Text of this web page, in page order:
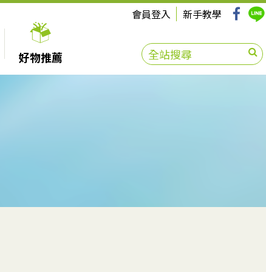
會員登入 新手教學
好物推薦